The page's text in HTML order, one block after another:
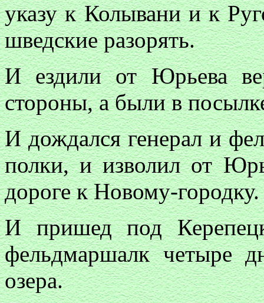
указу к Колывани и к
шведские разорять.
И ездили от Юрьева
стороны, а были в
И дождался генерал и
полки, и изволил от
дороге к Новому-городку.
И пришед под
фельдмаршалк четыре
озера.